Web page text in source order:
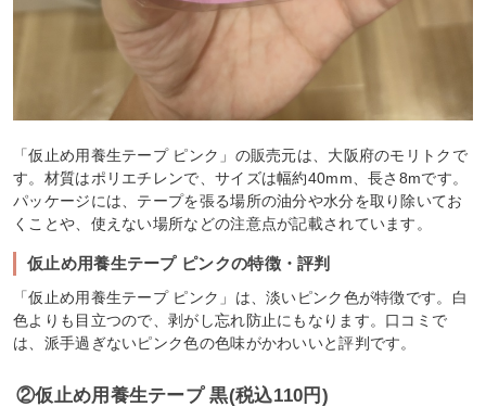
「仮止め用養生テープ ピンク」の販売元は、大阪府のモリトクで
す。材質はポリエチレンで、サイズは幅約40mm、長さ8mです。
パッケージには、テープを張る場所の油分や水分を取り除いてお
くことや、使えない場所などの注意点が記載されています。
仮止め用養生テープ ピンクの特徴・評判
「仮止め用養生テープ ピンク」は、淡いピンク色が特徴です。白
色よりも目立つので、剥がし忘れ防止にもなります。口コミで
は、派手過ぎないピンク色の色味がかわいいと評判です。
②仮止め用養生テープ 黒(税込110円)